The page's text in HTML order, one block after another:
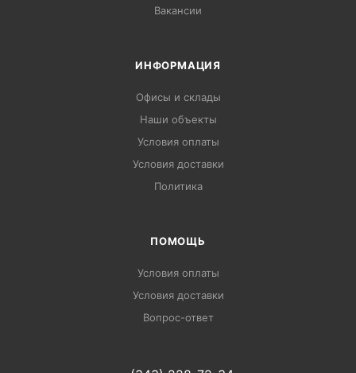
Вакансии
ИНФОРМАЦИЯ
Офисы и склады
Наши объекты
Условия оплаты
Условия доставки
Политика
ПОМОЩЬ
Условия оплаты
Условия доставки
Вопрос-ответ